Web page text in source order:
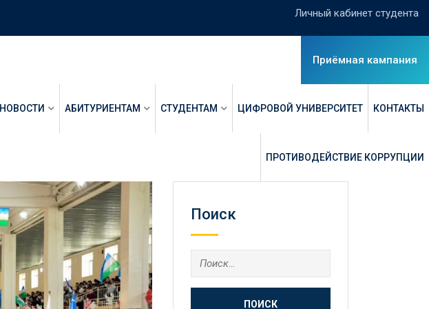
Личный кабинет студента
Приёмная кампания
НОВОСТИ АБИТУРИЕНТАМ СТУДЕНТАМ ЦИФРОВОЙ УНИВЕРСИТЕТ КОНТАКТЫ
ПРОТИВОДЕЙСТВИЕ КОРРУПЦИИ
Поиск
Найти: